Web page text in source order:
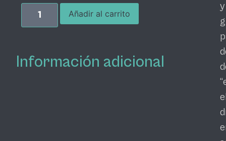
Añadir al carrito
Información adicional
y